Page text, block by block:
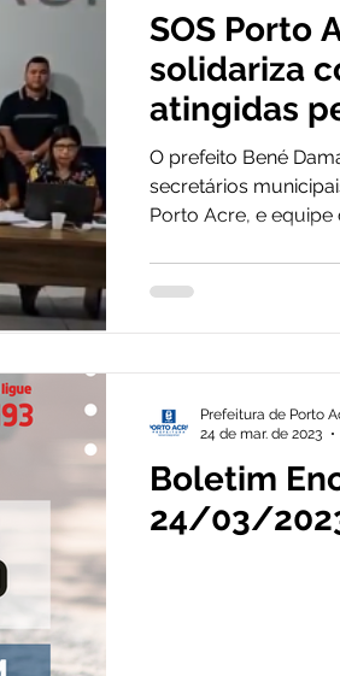
Meio Ambiente e Turismo
e Parcerias
Convites
Nota de agradecimento
SOS Porto
solidariza
atingidas
pede ajuda
O prefeito Bené
secretários
Porto Acre, e equipe
Boletim
24/03/
Prefeitura de Porto
24 de mar. de 2023